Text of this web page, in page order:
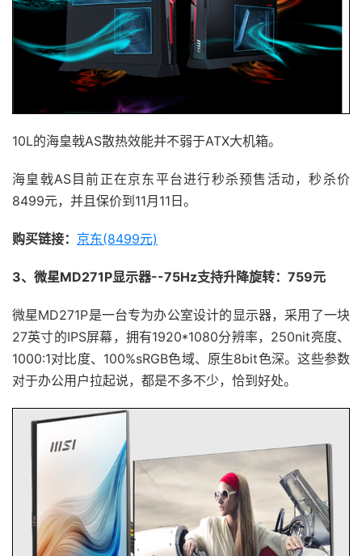
10L的海皇戟AS散热效能并不弱于ATX大机箱。
海皇戟AS目前正在京东平台进行秒杀预售活动，秒杀价
8499元，并且保价到11月11日。
购买链接： 京东(8499元)
3、微星MD271P显示器--75Hz支持升降旋转：759元
微星MD271P是一台专为办公室设计的显示器，采用了一块
27英寸的IPS屏幕，拥有1920*1080分辨率，250nit亮度、
1000:1对比度、100%sRGB色域、原生8bit色深。这些参数
对于办公用户拉起说，都是不多不少，恰到好处。